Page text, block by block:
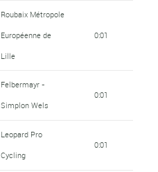
Roubaix Métropole
Européenne de
Lille
0:01
Felbermayr -
Simplon Wels
0:01
Leopard Pro
Cycling
0:01